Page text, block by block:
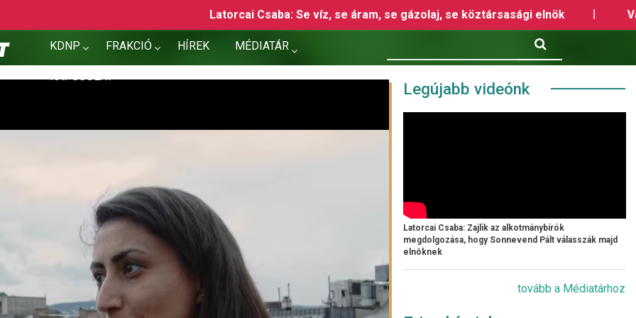
Latorcai Csaba: Se víz, se áram, se gázolaj, se köztársasági elnök Válság idején az Orbán-kormány
KDNP FRAKCIÓ HÍREK MÉDIATÁR
Legújabb videónk
Latorcai Csaba: Zajlik az alkotmánybírók
megdolgozása, hogy Sonnevend Pált válasszák majd
elnöknek
tovább a Médiatárhoz